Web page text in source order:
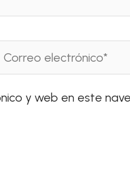
Correo
y web en este